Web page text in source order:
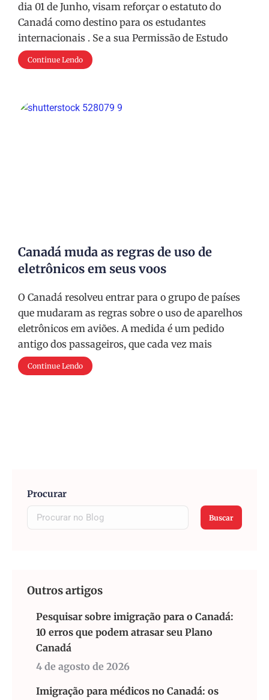
dia 01 de Junho, visam reforçar o estatuto do
Canadá como destino para os estudantes
internacionais . Se a sua Permissão de Estudo
Continue Lendo
Canadá muda as regras de uso de
eletrônicos em seus voos
O Canadá resolveu entrar para o grupo de países
que mudaram as regras sobre o uso de aparelhos
eletrônicos em aviões. A medida é um pedido
antigo dos passageiros, que cada vez mais
Continue Lendo
Procurar
Buscar
Outros artigos
Pesquisar sobre imigração para o Canadá:
10 erros que podem atrasar seu Plano
Canadá
4 de agosto de 2026
Imigração para médicos no Canadá: os